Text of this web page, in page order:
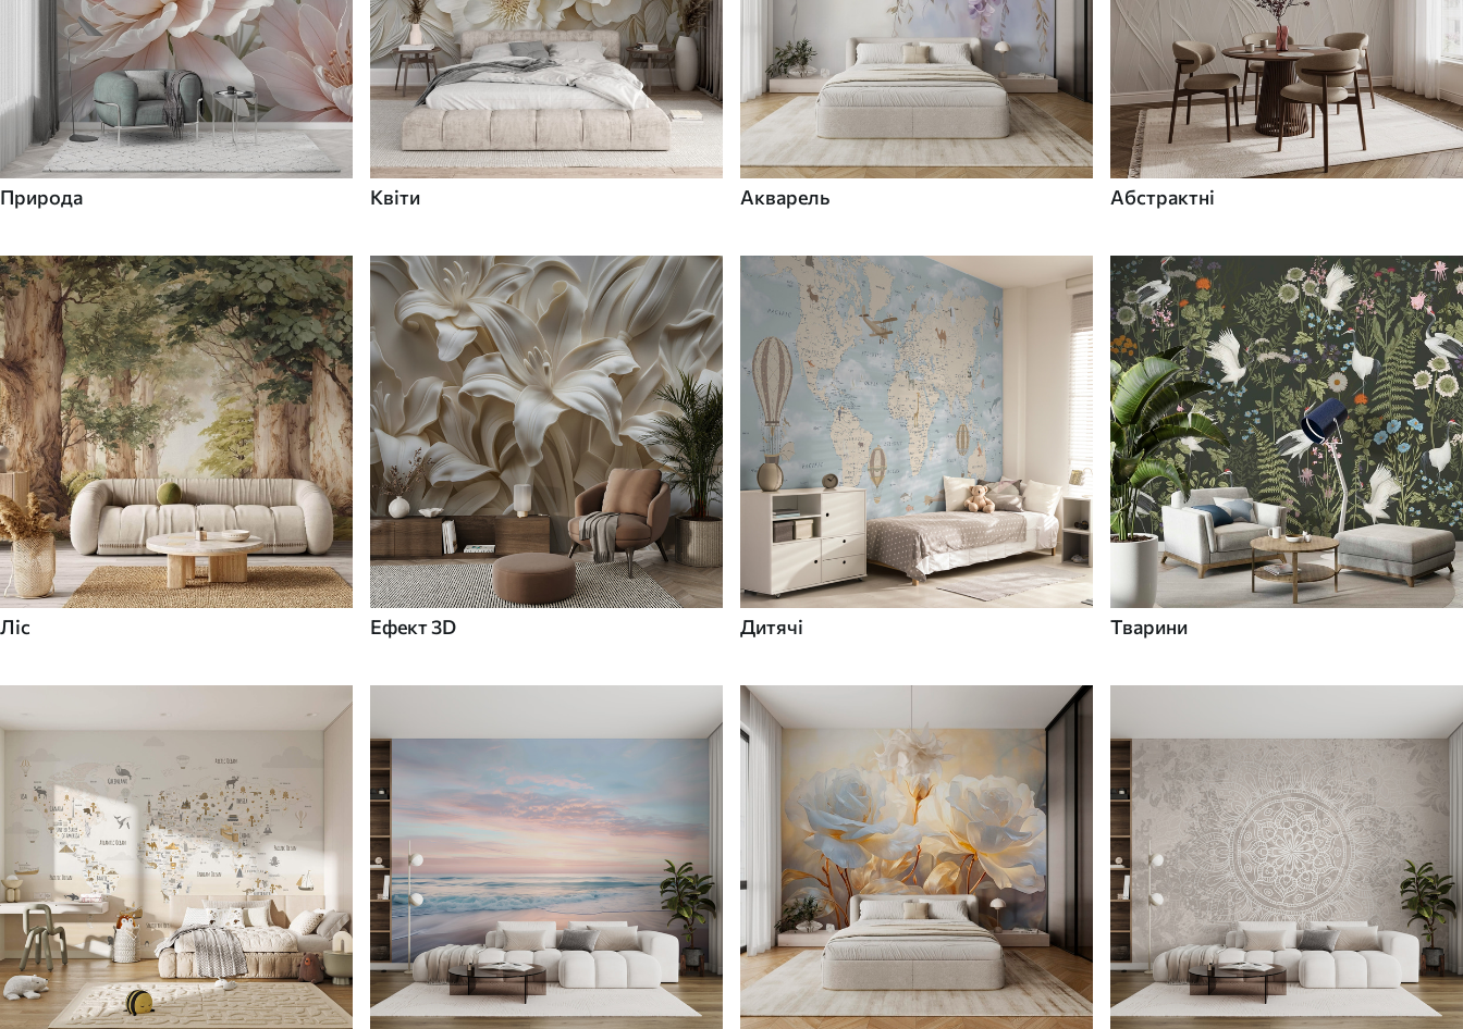
Природа Квіти Акварель Абстрактні
Ліс Ефект 3D Дитячі Тварини